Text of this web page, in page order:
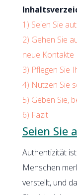
1) Seien Sie
2) Gehen Sie
neue Kontakte
3) Pflegen Sie
4) Nutzen Sie
5) Geben Sie,
6) Fazit
Seien Sie
Authentizität
Menschen
verstellt, und